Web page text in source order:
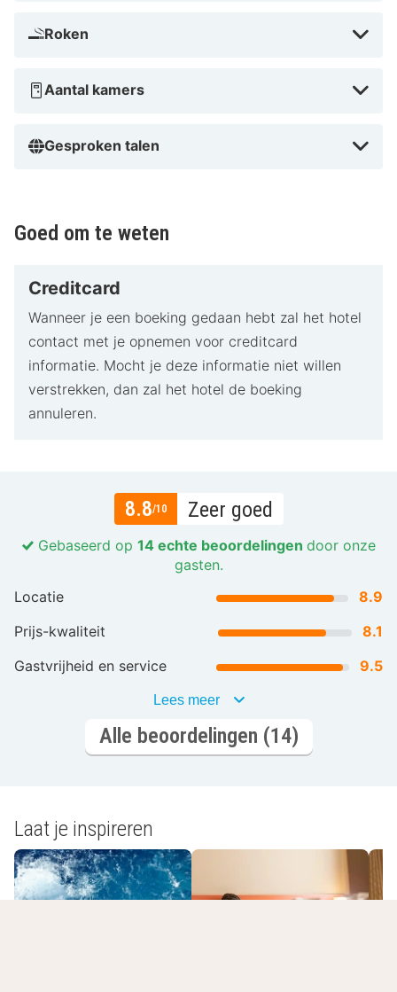
Roken
Aantal kamers
Gesproken talen
Goed om te weten
Creditcard
Wanneer je een boeking gedaan hebt zal het hotel
contact met je opnemen voor creditcard
informatie. Mocht je deze informatie niet willen
verstrekken, dan zal het hotel de boeking
annuleren.
8.8/10 Zeer goed
Gebaseerd op 14 echte beoordelingen door onze
gasten.
Locatie
8.9
Prijs-kwaliteit
8.1
Gastvrijheid en service
9.5
Lees meer
Alle beoordelingen (14)
Laat je inspireren